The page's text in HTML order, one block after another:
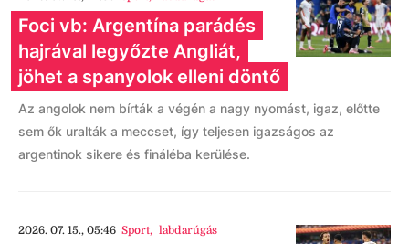
Foci vb: Argentína parádés
hajrával legyőzte Angliát,
jöhet a spanyolok elleni döntő
Az angolok nem bírták a végén a nagy nyomást, igaz, előtte
sem ők uralták a meccset, így teljesen igazságos az
argentinok sikere és fináléba kerülése.
2026. 07. 15., 05:46 Sport, labdarúgás